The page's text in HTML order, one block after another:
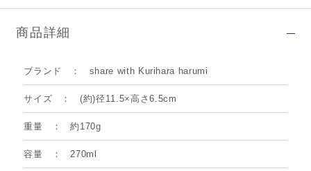
商品詳細
ブランド share with Kurihara harumi
サイズ (約)径11.5×高さ6.5cm
重量 約170g
容量 270ml